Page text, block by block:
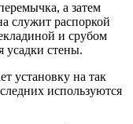
а затем
служит распоркой
и срубом
усадки стены.
установку на так
используются